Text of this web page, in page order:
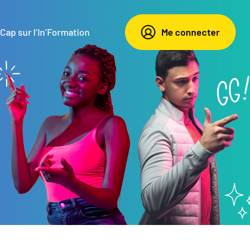
Me connecter
Cap sur l’In’Formation